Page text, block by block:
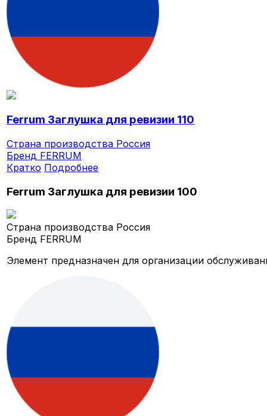
Ferrum Заглушка для ревизии 110
Страна производства Россия
Бренд FERRUM
Кратко Подробнее
Ferrum Заглушка для ревизии 100
Страна производства Россия
Бренд FERRUM
Элемент предназначен для организации